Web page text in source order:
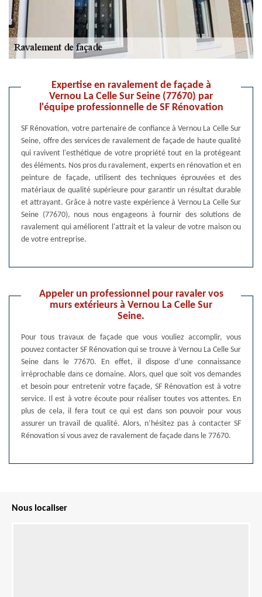
Expertise en ravalement de façade à
Vernou La Celle Sur Seine (77670) par
l'équipe professionnelle de SF Rénovation
SF Rénovation, votre partenaire de confiance à Vernou La Celle Sur
Seine, offre des services de ravalement de façade de haute qualité
qui ravivent l'esthétique de votre propriété tout en la protégeant
des éléments. Nos pros du ravalement, experts en rénovation et en
peinture de façade, utilisent des techniques éprouvées et des
matériaux de qualité supérieure pour garantir un résultat durable
et attrayant. Grâce à notre vaste expérience à Vernou La Celle Sur
Seine (77670), nous nous engageons à fournir des solutions de
ravalement qui améliorent l'attrait et la valeur de votre maison ou
de votre entreprise.
Appeler un professionnel pour ravaler vos
murs extérieurs à Vernou La Celle Sur
Seine.
Pour tous travaux de façade que vous vouliez accomplir, vous
pouvez contacter SF Rénovation qui se trouve à Vernou La Celle Sur
Seine dans le 77670. En effet, il dispose d’une connaissance
irréprochable dans ce domaine. Alors, quel que soit vos demandes
et besoin pour entretenir votre façade, SF Rénovation est à votre
service. Il est à votre écoute pour réaliser toutes vos attentes. En
plus de cela, il fera tout ce qui est dans son pouvoir pour vous
assurer un travail de qualité. Alors, n’hésitez pas à contacter SF
Rénovation si vous avez de ravalement de façade dans le 77670.
Nous localiser